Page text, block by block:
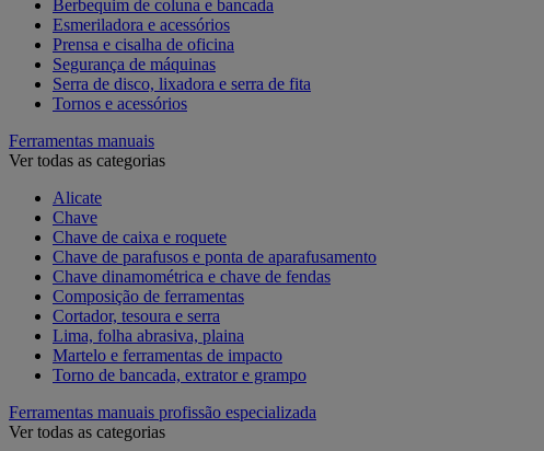
Berbequim de coluna e bancada
Esmeriladora e acessórios
Prensa e cisalha de oficina
Segurança de máquinas
Serra de disco, lixadora e serra de fita
Tornos e acessórios
Ferramentas manuais
Ver todas as categorias
Alicate
Chave
Chave de caixa e roquete
Chave de parafusos e ponta de aparafusamento
Chave dinamométrica e chave de fendas
Composição de ferramentas
Cortador, tesoura e serra
Lima, folha abrasiva, plaina
Martelo e ferramentas de impacto
Torno de bancada, extrator e grampo
Ferramentas manuais profissão especializada
Ver todas as categorias